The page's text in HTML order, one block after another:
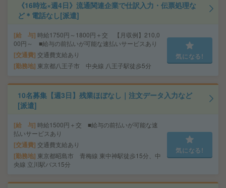
《16時迄×週4日》流通関連企業で仕訳入力・伝票処理な
ど＊電話なし[派遣]
給 与 時給1750円～1800円＋交 【月収例】210,0
00円～ ■給与の前払いが可能な速払いサービスあり
交通費 交通費支給あり
勤務地 東京都八王子市 中央線 八王子駅徒歩5分
気になる!
10名募集【週3日】残業ほぼなし｜注文データ入力など
[派遣]
給 与 時給1500円＋交 ■給与の前払いが可能な速
払いサービスあり
交通費 交通費支給あり
勤務地 東京都昭島市 青梅線 東中神駅徒歩15分、中
央線 立川駅バス15分
気になる!